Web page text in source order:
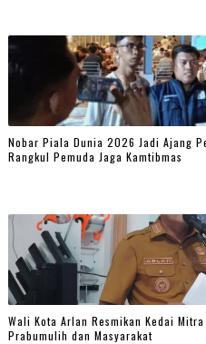
Nobar Piala Dunia 2026 Jadi Ajang
Rangkul Pemuda Jaga Kamtibmas
Wali Kota Arlan Resmikan Kedai
Prabumulih dan Masyarakat